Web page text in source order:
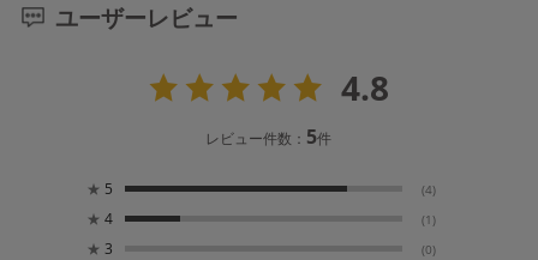
ユーザーレビュー
4.8
レビュー件数： 5件
★ 5 (4)
★ 4 (1)
★ 3 (0)